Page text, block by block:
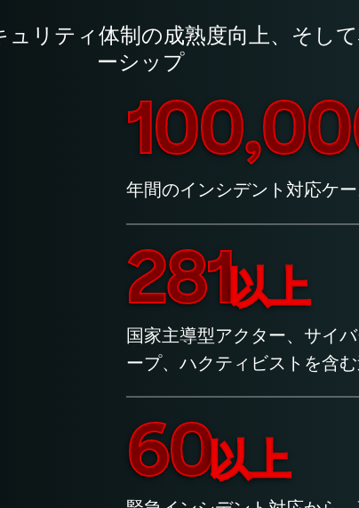
リティ体制の成熟度向上、そし
ーシップ
年間のインシデント対応ケ
281以上
国家主導型アクター、サイ
ープ、ハクティビストを含
60以上